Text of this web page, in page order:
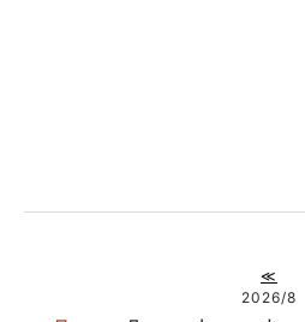
≪
2026/8